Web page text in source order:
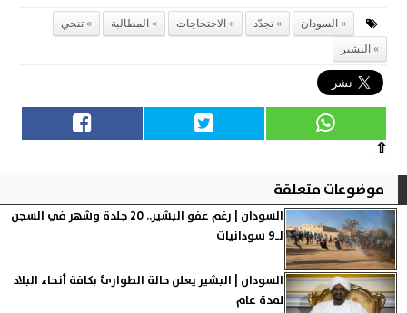
السودان تجدّد الاحتجاجات المطالبة
تنحي
البشير
⇧
موضوعات متعلقة
السودان | رغم عفو البشير.. 20 جلدة وشهر في السجن
لـ9 سودانيات
السودان | البشير يعلن حالة الطوارئ بكافة أنحاء البلاد
لمدة عام